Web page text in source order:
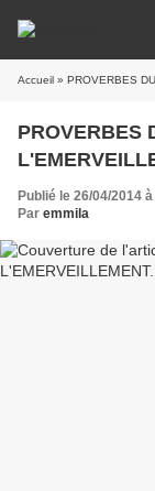
Accueil » PROVERBES
PROVERBES
Publié le 26/04/2014
Par emmila